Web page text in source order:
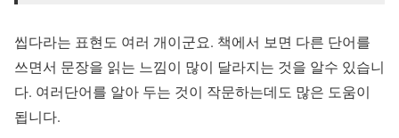
씹다라는 표현도 여러 개이군요. 책에서 보면 다른 단어를
쓰면서 문장을 읽는 느낌이 많이 달라지는 것을 알수 있습니
다. 여러단어를 알아 두는 것이 작문하는데도 많은 도움이
됩니다.